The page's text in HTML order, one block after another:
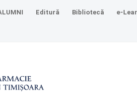
Editură Bibliotecă e-